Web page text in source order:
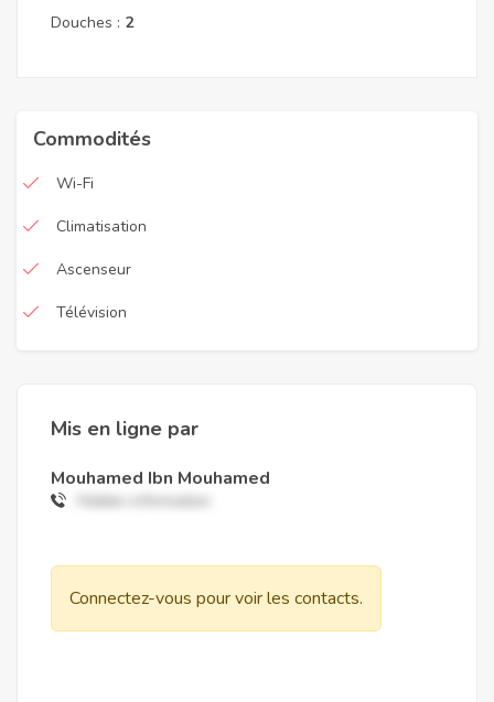
Douches : 2
Commodités
Wi-Fi
Climatisation
Ascenseur
Télévision
Mis en ligne par
Mouhamed Ibn Mouhamed
Hidden information
Connectez-vous pour voir les contacts.